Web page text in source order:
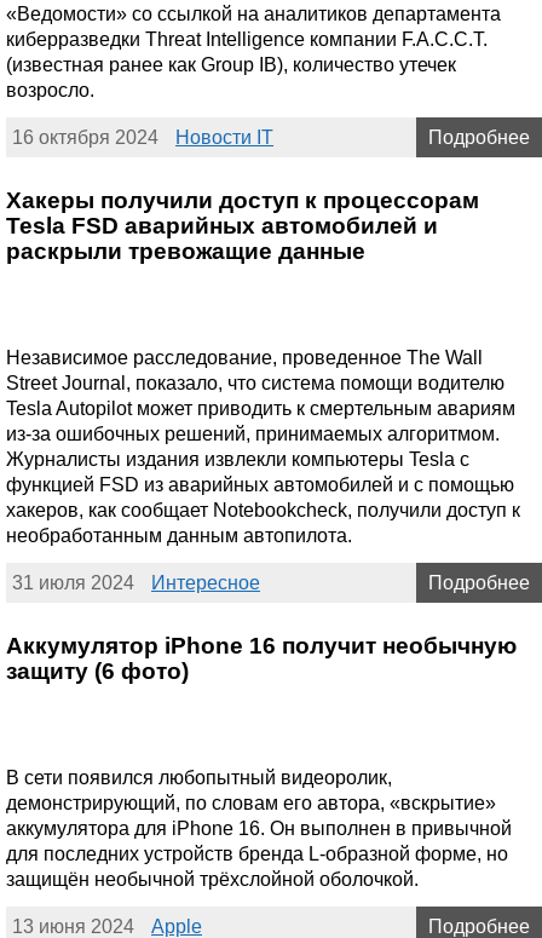
«Ведомости» со ссылкой на аналитиков департамента
киберразведки Threat Intelligence компании F.A.С.С.T.
(известная ранее как Group IB), количество утечек
возросло.
16 октября 2024 Новости IT Подробнее
Хакеры получили доступ к процессорам
Tesla FSD аварийных автомобилей и
раскрыли тревожащие данные
Независимое расследование, проведенное The Wall
Street Journal, показало, что система помощи водителю
Tesla Autopilot может приводить к смертельным авариям
из-за ошибочных решений, принимаемых алгоритмом.
Журналисты издания извлекли компьютеры Tesla с
функцией FSD из аварийных автомобилей и с помощью
хакеров, как сообщает Notebookcheck, получили доступ к
необработанным данным автопилота.
31 июля 2024 Интересное Подробнее
Аккумулятор iPhone 16 получит необычную
защиту (6 фото)
В сети появился любопытный видеоролик,
демонстрирующий, по словам его автора, «вскрытие»
аккумулятора для iPhone 16. Он выполнен в привычной
для последних устройств бренда L-образной форме, но
защищён необычной трёхслойной оболочкой.
13 июня 2024 Apple Подробнее